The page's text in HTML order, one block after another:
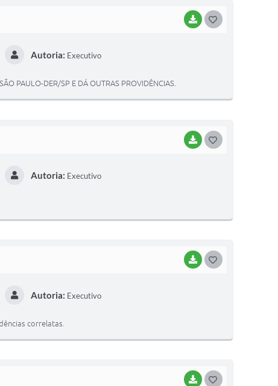
BAIXARG
Autoria: Executivo
PAULO-DER/SP E DÁ OUTRAS PROVIDÊNCIAS.
BAIXARG
Autoria: Executivo
BAIXARG
Autoria: Executivo
correlatas.
BAIXARG